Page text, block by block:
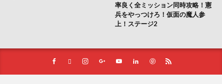
率良く全ミッション同時攻略！憲
兵をやっつけろ！仮面の魔人参
上！ステージ2